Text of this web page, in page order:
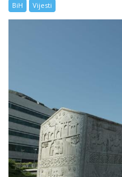
BiH Vijesti